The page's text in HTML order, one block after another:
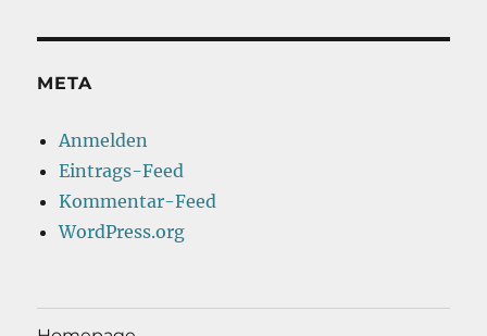
META
Anmelden
Eintrags-Feed
Kommentar-Feed
WordPress.org